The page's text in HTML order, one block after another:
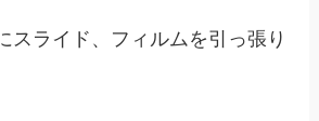
スライド、フィルムを引っ張り